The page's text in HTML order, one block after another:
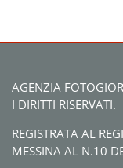
AGENZIA
I DIRITTI RISERVATI.
REGISTRATA AL
MESSINA AL N.10